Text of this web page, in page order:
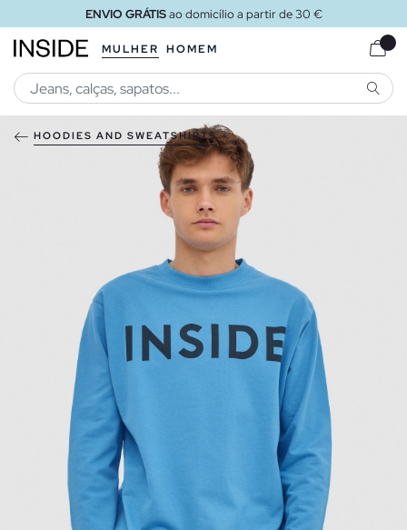
ENVIO GRÁTISao domicílio a partir de 30 €
MULHER HOMEM
HOODIES AND SWEATSHIRTS